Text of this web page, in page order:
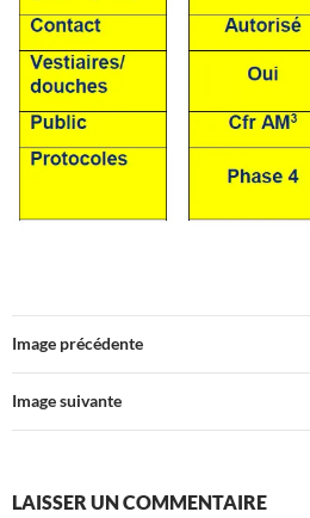
Image précédente
Image suivante
LAISSER UN COMMENTAIRE